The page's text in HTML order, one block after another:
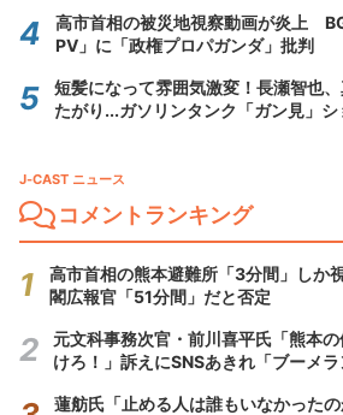
高市首相の被災地視察動画が炎上
PV」に「政権プロパガンダ」批判
短髪になって雰囲気激変！長瀬智也
たがり...ガソリンタンク「ガン見」シ
J-CAST ニュース
コメントランキング
高市首相の熊本避難所「3分間」し
閣広報官「51分間」だと否定
元文科事務次官・前川喜平氏「熊本
けろ！」訴えにSNSあきれ「ブーメラ
蓮舫氏「止める人は誰もいなかった